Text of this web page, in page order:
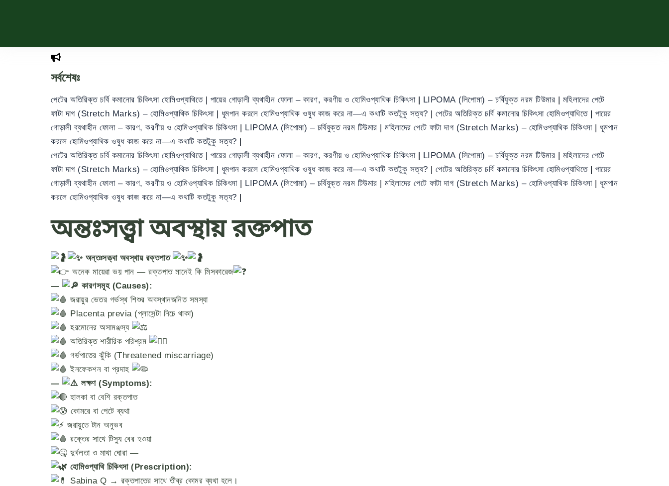
সর্বশেষঃ
পেটের অতিরিক্ত চর্বি কমানোর চিকিৎসা হোমিওপ্যাথিতে | পায়ের গোড়ালী ব্যথাহীন ফোলা – কারণ, করণীয় ও হোমিওপ্যাথিক চিকিৎসা | LIPOMA (লিপোমা) – চর্বিযুক্ত নরম টিউমার | মহিলাদের পেটে
ফাটা দাগ (Stretch Marks) – হোমিওপ্যাথিক চিকিৎসা | ধূমপান করলে হোমিওপ্যাথিক ওষুধ কাজ করে না—এ কথাটি কতটুকু সত্য? | পেটের অতিরিক্ত চর্বি কমানোর চিকিৎসা হোমিওপ্যাথিতে | পায়ের
গোড়ালী ব্যথাহীন ফোলা – কারণ, করণীয় ও হোমিওপ্যাথিক চিকিৎসা | LIPOMA (লিপোমা) – চর্বিযুক্ত নরম টিউমার | মহিলাদের পেটে ফাটা দাগ (Stretch Marks) – হোমিওপ্যাথিক চিকিৎসা | ধূমপান
করলে হোমিওপ্যাথিক ওষুধ কাজ করে না—এ কথাটি কতটুকু সত্য? |
পেটের অতিরিক্ত চর্বি কমানোর চিকিৎসা হোমিওপ্যাথিতে | পায়ের গোড়ালী ব্যথাহীন ফোলা – কারণ, করণীয় ও হোমিওপ্যাথিক চিকিৎসা | LIPOMA (লিপোমা) – চর্বিযুক্ত নরম টিউমার | মহিলাদের পেটে
ফাটা দাগ (Stretch Marks) – হোমিওপ্যাথিক চিকিৎসা | ধূমপান করলে হোমিওপ্যাথিক ওষুধ কাজ করে না—এ কথাটি কতটুকু সত্য? | পেটের অতিরিক্ত চর্বি কমানোর চিকিৎসা হোমিওপ্যাথিতে | পায়ের
গোড়ালী ব্যথাহীন ফোলা – কারণ, করণীয় ও হোমিওপ্যাথিক চিকিৎসা | LIPOMA (লিপোমা) – চর্বিযুক্ত নরম টিউমার | মহিলাদের পেটে ফাটা দাগ (Stretch Marks) – হোমিওপ্যাথিক চিকিৎসা | ধূমপান
করলে হোমিওপ্যাথিক ওষুধ কাজ করে না—এ কথাটি কতটুকু সত্য? |
অন্তঃসত্ত্বা অবস্থায় রক্তপাত
অন্তঃসত্ত্বা অবস্থায় রক্তপাত
অনেক মায়েরা ভয় পান — রক্তপাত মানেই কি মিসকারেজ
—
কারণসমূহ (Causes):
জরায়ুর ভেতর গর্ভস্থ শিশুর অবস্থানজনিত সমস্যা
Placenta previa (প্লাসেন্টা নিচে থাকা)
হরমোনের অসামঞ্জস্য
অতিরিক্ত শারীরিক পরিশ্রম
গর্ভপাতের ঝুঁকি (Threatened miscarriage)
ইনফেকশন বা প্রদাহ
—
লক্ষণ (Symptoms):
হালকা বা বেশি রক্তপাত
কোমরে বা পেটে ব্যথা
জরায়ুতে টান অনুভব
রক্তের সাথে টিস্যু বের হওয়া
দুর্বলতা ও মাথা ঘোরা —
হোমিওপ্যাথি চিকিৎসা (Prescription):
Sabina Q → রক্তপাতের সাথে তীব্র কোমর ব্যথা হলে।